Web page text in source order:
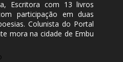
Escritora com 13 livros
participação em duas
Colunista do Portal
mora na cidade de Embu